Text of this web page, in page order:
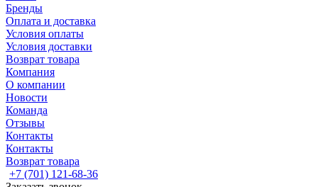
Бренды
Оплата и доставка
Условия оплаты
Условия доставки
Возврат товара
Компания
О компании
Новости
Команда
Отзывы
Контакты
Контакты
Возврат товара
+7 (701) 121-68-36